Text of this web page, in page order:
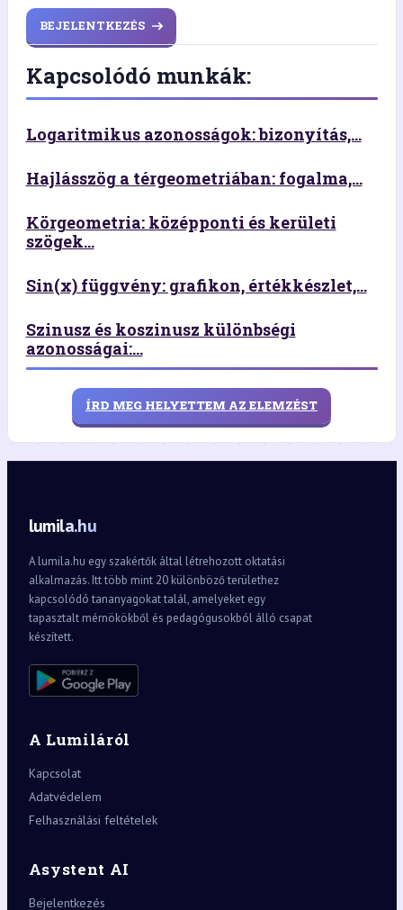
BEJELENTKEZÉS
Kapcsolódó munkák:
Logaritmikus azonosságok: bizonyítás,...
Hajlásszög a térgeometriában: fogalma,...
Körgeometria: középponti és kerületi
szögek...
Sin(x) függvény: grafikon, értékkészlet,...
Szinusz és koszinusz különbségi
azonosságai:...
ÍRD MEG HELYETTEM AZ ELEMZÉST
lumila.hu
A lumila.hu egy szakértők által létrehozott oktatási
alkalmazás. Itt több mint 20 különböző területhez
kapcsolódó tananyagokat talál, amelyeket egy
tapasztalt mérnökökből és pedagógusokból álló csapat
készített.
A Lumiláról
Kapcsolat
Adatvédelem
Felhasználási feltételek
Asystent AI
Bejelentkezés